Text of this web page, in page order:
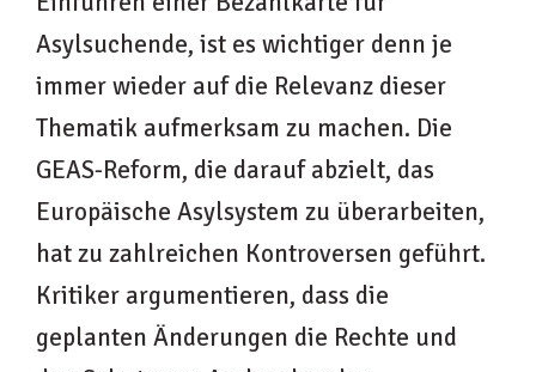
Asylsuchende, ist es wichtiger denn je
immer wieder auf die Relevanz dieser
Thematik aufmerksam zu machen. Die
GEAS-Reform, die darauf abzielt, das
Europäische Asylsystem zu überarbeiten,
hat zu zahlreichen Kontroversen geführt.
Kritiker argumentieren, dass die
geplanten Änderungen die Rechte und